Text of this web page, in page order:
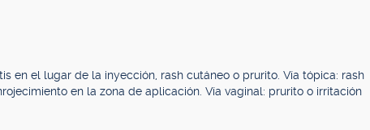
en el lugar de la inyección, rash cutáneo o prurito. Vía tópica: rash
en la zona de aplicación. Vía vaginal: prurito o irritación